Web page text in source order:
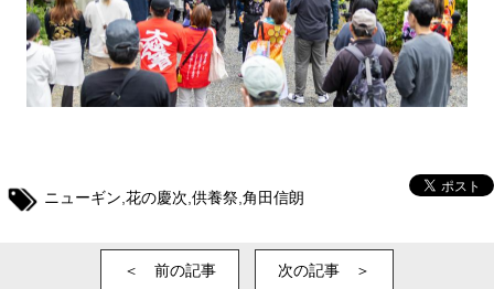
ニューギン 花の慶次 供養祭 角田信朗
＜ 前の記事 次の記事 ＞